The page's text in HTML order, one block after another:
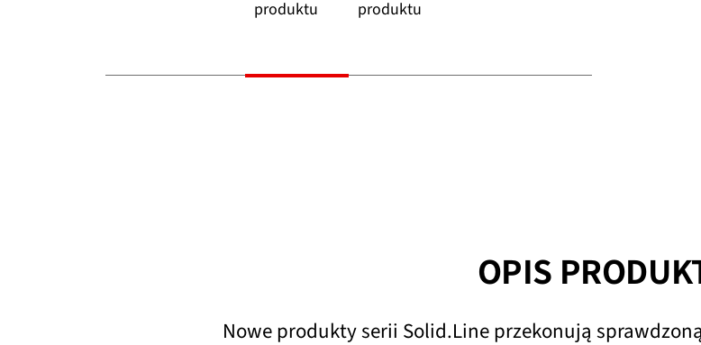
OPIS
Nowe produkty serii Solid.Line przekonują